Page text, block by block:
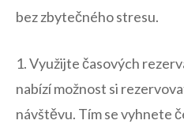
bez ⁢zbytečného⁤ stresu.
1. Využijte ‌časových
nabízí možnost‌ si
návštěvu. Tím se vyhnete